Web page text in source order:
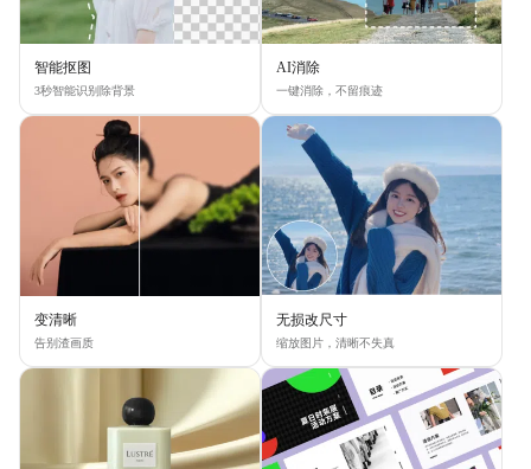
智能抠图
3秒智能识别除背景
AI消除
一键消除，不留痕迹
变清晰
告别渣画质
无损改尺寸
缩放图片，清晰不失真